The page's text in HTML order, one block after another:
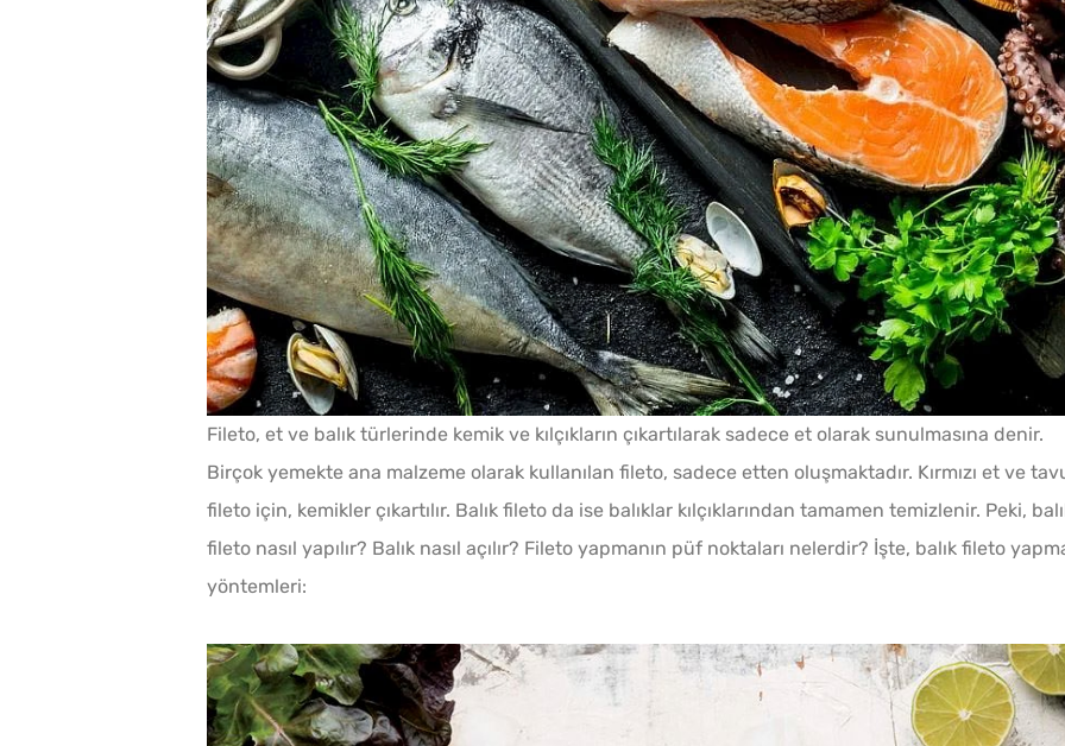
Fileto, et ve balık türlerinde kemik ve kılçıkların çıkartılarak sadece et olarak sunulmasına denir.
Birçok yemekte ana malzeme olarak kullanılan fileto, sadece etten oluşmaktadır. Kırmızı et ve
fileto için, kemikler çıkartılır. Balık fileto da ise balıklar kılçıklarından tamamen temizlenir. Peki,
fileto nasıl yapılır? Balık nasıl açılır? Fileto yapmanın püf noktaları nelerdir? İşte, balık fileto
yöntemleri: